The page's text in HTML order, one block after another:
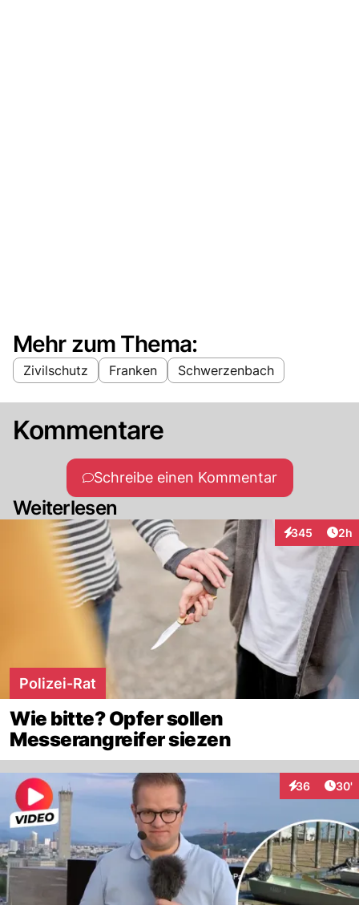
Mehr zum Thema:
Zivilschutz Franken Schwerzenbach
Kommentare
Schreibe einen Kommentar
Weiterlesen
345
Interaktionen
2h
Polizei-Rat
Wie bitte? Opfer sollen
Messerangreifer siezen
36
Interaktionen
30'